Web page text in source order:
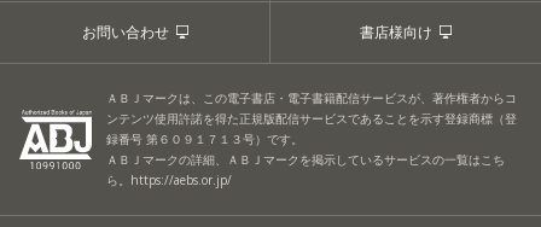
お問い合わせ 書店様向け
ＡＢＪマークは、この電子書店・電子書籍配信サービスが、著作権者からコ
ンテンツ使用許諾を得た正規版配信サービスであることを示す登録商標（登
録番号 第６０９１７１３号）です。
ＡＢＪマークの詳細、ＡＢＪマークを掲示しているサービスの一覧はこち
ら。 https://aebs.or.jp/